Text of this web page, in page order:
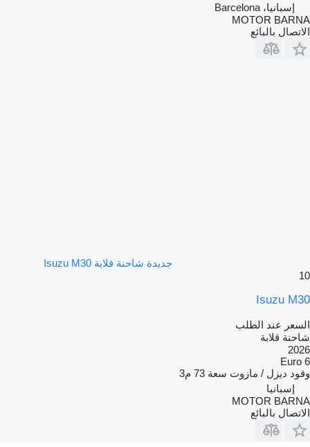
إسبانيا، Barcelona
MOTOR BARNA
الاتصال بالبائع
جديدة شاحنة قلابة Isuzu M30
10
Isuzu M30
السعر عند الطلب
شاحنة قلابة
2026
Euro 6
وقود ديزل / مازوت سعة 73 م3
إسبانيا
MOTOR BARNA
الاتصال بالبائع